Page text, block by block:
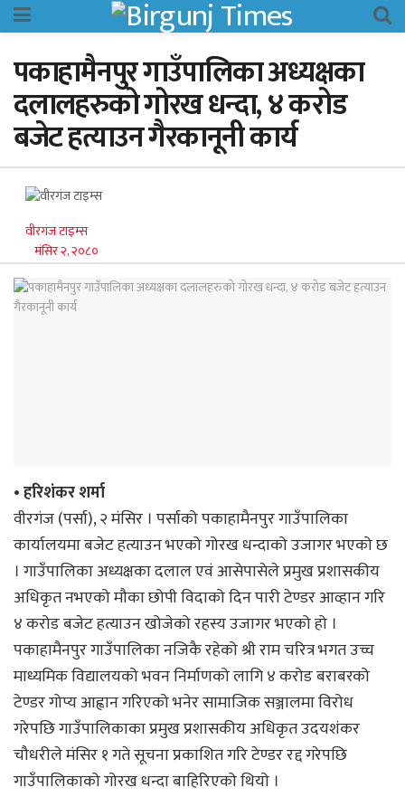
पकाहामैनपुर गाउँपालिका अध्यक्षका
दलालहरुको गोरख धन्दा, ४ करोड
बजेट हत्याउन गैरकानूनी कार्य
वीरगंज टाइम्स
मंसिर २, २०८०
• हरिशंकर शर्मा
वीरगंज (पर्सा), २ मंसिर । पर्साको पकाहामैनपुर गाउँपालिका
कार्यालयमा बजेट हत्याउन भएको गोरख धन्दाको उजागर भएको छ
। गाउँपालिका अध्यक्षका दलाल एवं आसेपासेले प्रमुख प्रशासकीय
अधिकृत नभएको मौका छोपी विदाको दिन पारी टेण्डर आव्हान गरि
४ करोड बजेट हत्याउन खोजेको रहस्य उजागर भएको हो ।
पकाहामैनपुर गाउँपालिका नजिकै रहेको श्री राम चरित्र भगत उच्च
माध्यमिक विद्यालयको भवन निर्माणको लागि ४ करोड बराबरको
टेण्डर गोप्य आह्वान गरिएको भनेर सामाजिक सञ्जालमा विरोध
गरेपछि गाउँपालिकाका प्रमुख प्रशासकीय अधिकृत उदयशंकर
चौधरीले मंसिर १ गते सूचना प्रकाशित गरि टेण्डर रद्द गरेपछि
गाउँपालिकाको गोरख धन्दा बाहिरिएको थियो ।